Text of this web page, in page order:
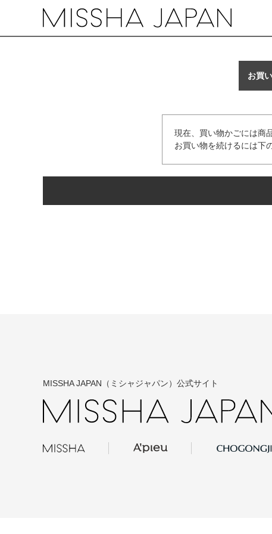
お買
現在、買い物かごには商
お買い物を続けるには下
MISSHA JAPAN（ミシャジャパン）公式サイト